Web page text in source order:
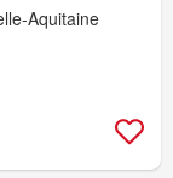
Aquitaine